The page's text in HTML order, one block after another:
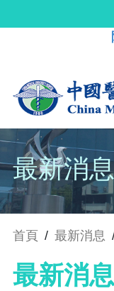
最新消息
首頁 / 最新消息
最新消息